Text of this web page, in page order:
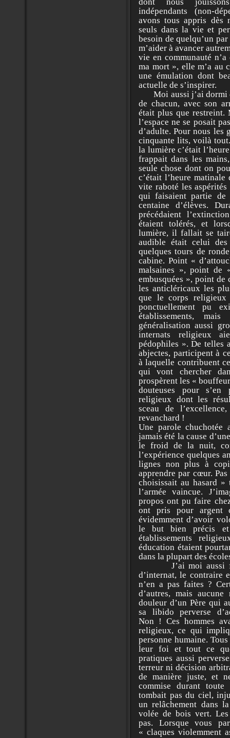
indépendants (non-
avons tous appris dès
seuls dans la vie et
besoin de quelqu’un
m’aider à avancer
vie en communauté
ma mort », elle m’a au
une émulation dont
actuelle de
Moi aussi j’ai dormi
de chacun, avec son
était plus que restreint.
l’espace ne se posait
d’adulte. Pour nous
cinquante lits, voilà
la lumière c’était
frappait dans les
seule chose dont on
c’était l’heure
vite raboté les aspérités
qui faisaient partie
centaine d’élèves.
précédaient
étaient tolérés, et
lumière, il fallait se
audible était celui
quelques tours de
cabine. Point «
malsaines », point de
embusquées », point
les anticléricaux les
que le corps
ponctuellement pu
établissements,
généralisation aussi
internats religieux
pédophiles ». De telles
abjectes, participent à
à laquelle contribuent
qui vont chercher
prospèrent les «
douteuses pour s’en
religieux dont les
sceau de
revanchard !
Une parole chuchotée
jamais été la cause
le froid de la nuit,
l’expérience quelques
lignes non plus à
apprendre par cœur.
choisissait au hasard
l’armée vaincue.
propos ont pu faire
ont pris pour argent
évidemment d’avoir
le but bien précis et
établissements
éducation étaient
dans la plupart des
J’ai moi aussi fait
d’internat, le contraire
n’en a pas faites ?
d’autres, mais
douleur d’un Père qui
sa libido perverse
Non ! Ces hommes
religieux, ce qui
personne humaine.
leur foi et tout ce
pratiques aussi
terreur ni décision
de manière juste, et
commise durant
tombait pas du ciel,
un relâchement dans
volée de bois vert.
pas. Lorsque vous
« claques violemment